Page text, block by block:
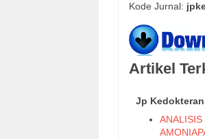
Kode Jurnal:
Artikel
Jp